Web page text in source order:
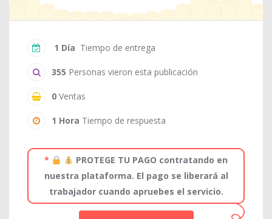
1 Día Tiempo de entrega
355 Personas vieron esta publicación
0 Ventas
1 Hora Tiempo de respuesta
*
PROTEGE TU PAGO contratando en
nuestra plataforma. El pago se liberará al
trabajador cuando apruebes el servicio.